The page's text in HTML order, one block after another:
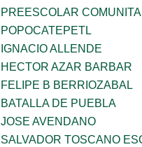
PREESCOLAR
POPOCATEPETL
IGNACIO ALLENDE
HECTOR AZAR BARBAR
FELIPE B BERRIOZABAL
BATALLA DE PUEBLA
JOSE AVENDANO
SALVADOR TOSCANO